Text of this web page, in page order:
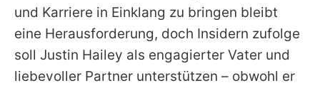
und Karriere in Einklang zu bringen bleibt
eine Herausforderung, doch Insidern zufolge
soll Justin Hailey als engagierter Vater und
liebevoller Partner unterstützen – obwohl er